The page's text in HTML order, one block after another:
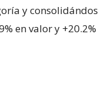
y
en valor y